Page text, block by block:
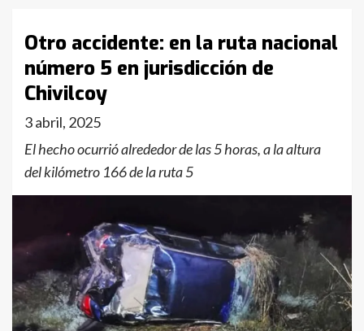
Otro accidente: en la ruta nacional
número 5 en jurisdicción de
Chivilcoy
3 abril, 2025
El hecho ocurrió alrededor de las 5 horas, a la altura
del kilómetro 166 de la ruta 5